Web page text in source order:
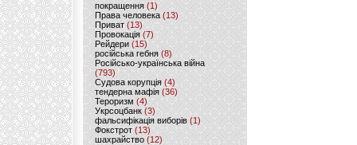
покращення (1)
Права человека(13)
Приват (13)
Провокація (7)
Рейдери (15)
російська гебня (8)
Російсько-українська війна
(793)
Судова корупція (4)
тендерна мафія (36)
Тероризм (4)
Укрсоцбанк (3)
фальсифікація виборів (1)
Фокстрот(13)
шахрайство (12)